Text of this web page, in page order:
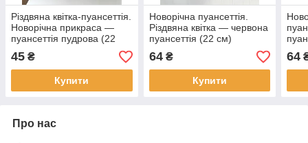
Різдвяна квітка-пуансеттія.
Новорічна прикраса —
пуансеттія пудрова (22
см)
45 ₴
Купити
Новорічна пуансеттія.
Різдвяна квітка — червона
пуансеттія (22 см)
64₴
Купити
64
Про нас